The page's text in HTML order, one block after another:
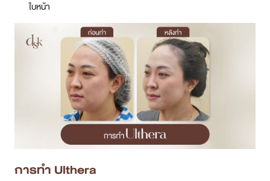
ใบหน้า
การทำ Ulthera